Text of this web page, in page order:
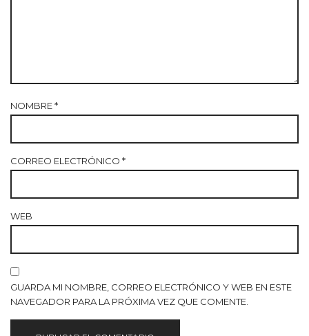
NOMBRE*
CORREO ELECTRÓNICO *
WEB
GUARDA MI NOMBRE, CORREO ELECTRÓNICO Y WEB EN ESTE
NAVEGADOR PARA LA PRÓXIMA VEZ QUE COMENTE.